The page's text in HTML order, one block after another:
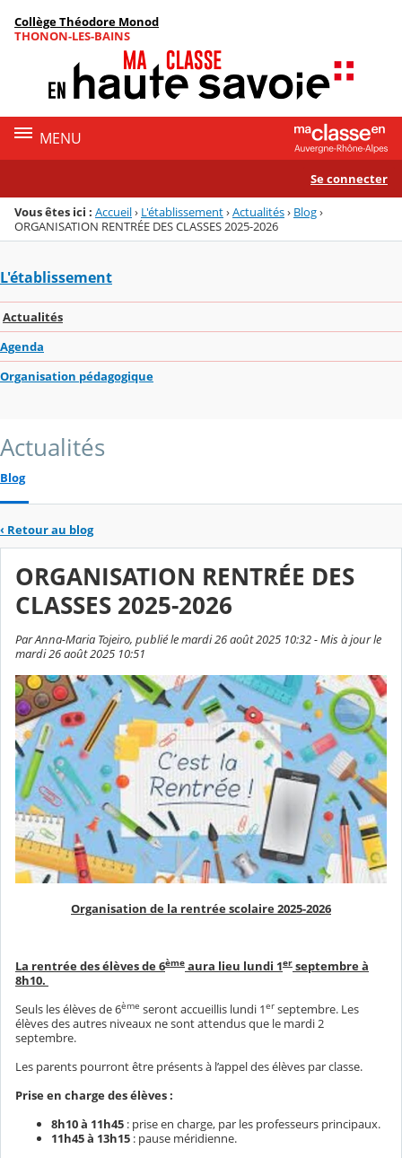
Menu de la rubrique
Contenu
Collège Théodore Monod
THONON-LES-BAINS
MENU
Se connecter
Vous êtes ici : Accueil› L'établissement›Actualités› Blog›
ORGANISATION RENTRÉE DES CLASSES 2025-2026
L'établissement
Actualités
Agenda
Organisation pédagogique
Actualités
Blog
‹ Retour au blog
ORGANISATION RENTRÉE DES
CLASSES 2025-2026
Par Anna-Maria Tojeiro, publié le mardi 26 août 2025 10:32 - Mis à jour le
mardi 26 août 2025 10:51
Organisation de la rentrée scolaire 2025-2026
La rentrée des élèves de 6ème aura lieu lundi 1er septembre à
8h10.
Seuls les élèves de 6ème seront accueillis lundi 1er septembre. Les
élèves des autres niveaux ne sont attendus que le mardi 2
septembre.
Les parents pourront être présents à l’appel des élèves par classe.
Prise en charge des élèves :
8h10 à 11h45 : prise en charge, par les professeurs principaux.
11h45 à 13h15 : pause méridienne.